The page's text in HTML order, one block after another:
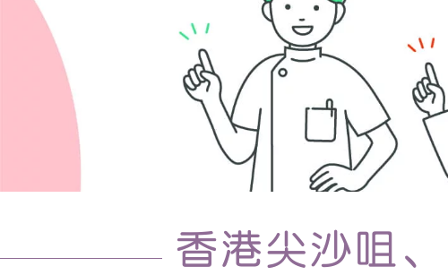
香港尖沙咀